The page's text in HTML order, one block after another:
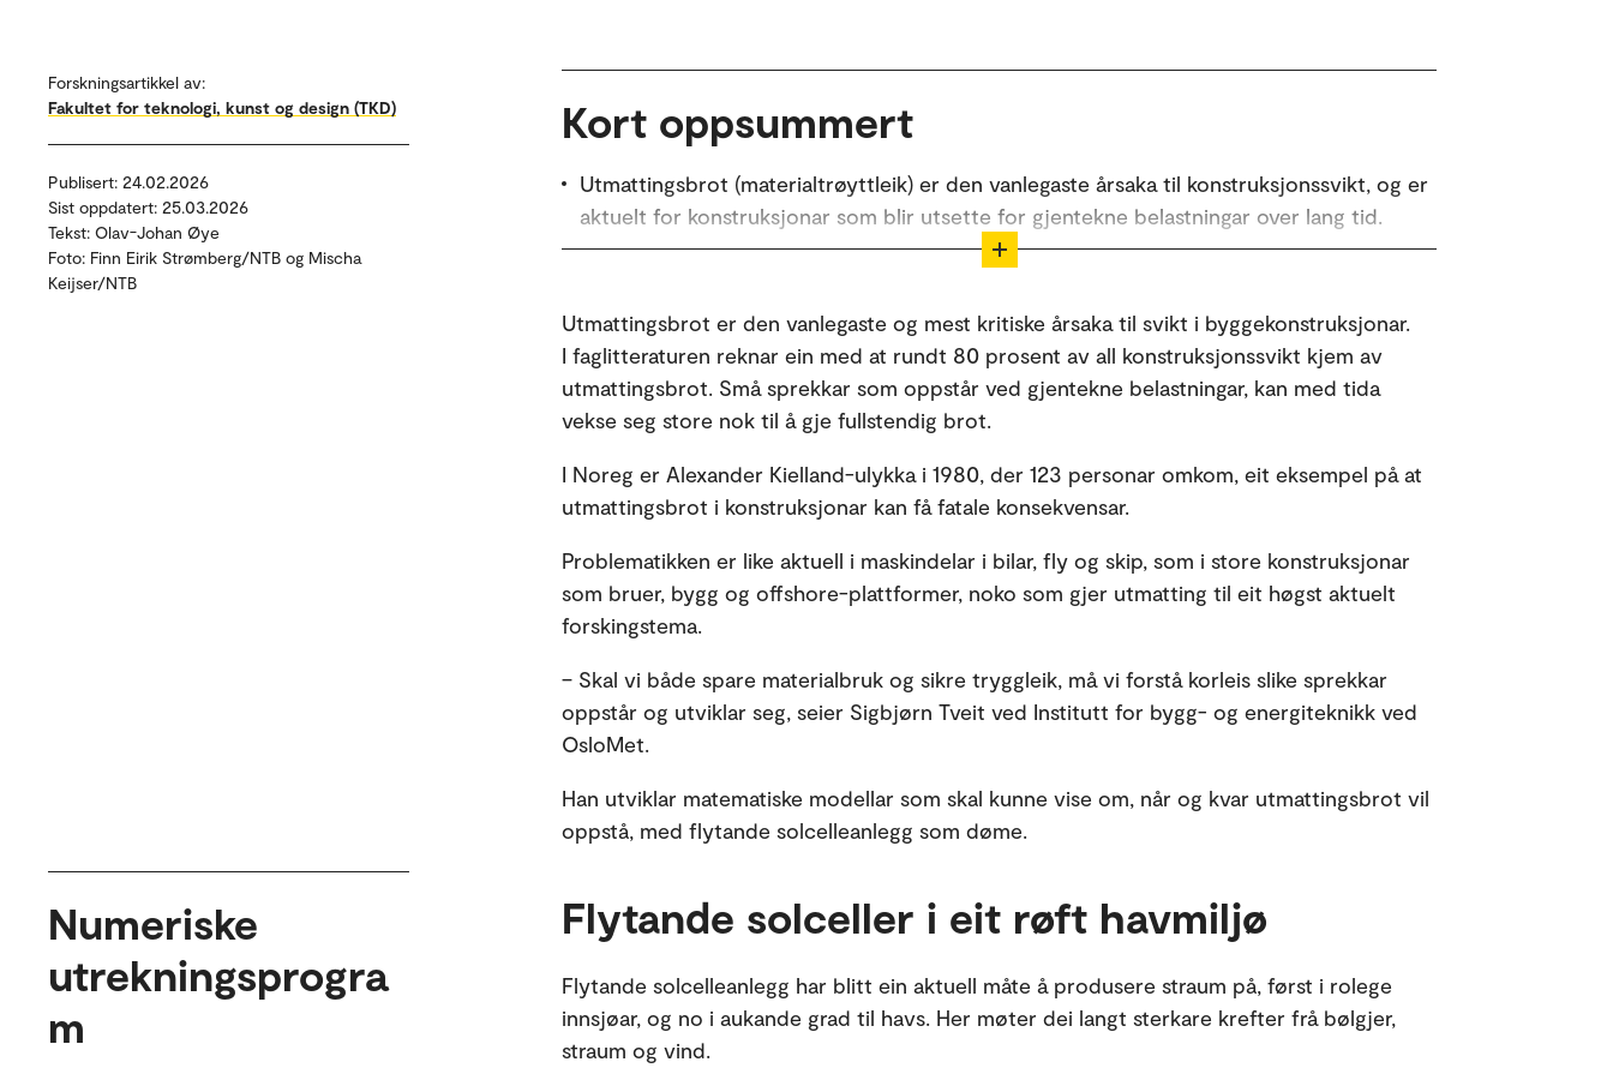
Forskningsartikkel av:
Fakultet for teknologi, kunst og design (TKD)
Publisert: 24.02.2026
Sist oppdatert: 25.03.2026
Tekst: Olav-Johan Øye
Foto: Finn Eirik Strømberg/NTB og Mischa
Keijser/NTB
Kort oppsummert
Utmattingsbrot (materialtrøyttleik) er den vanlegaste årsaka til konstruksjonssvikt, og er
aktuelt for konstruksjonar som blir utsette for gjentekne belastningar over lang tid.
Forskar Sigbjørn Tveit ved OsloMet har utvikla matematiske modellar og numeriske
solcelleanlegg av aluminium til havs.
Ved å simulere formingsprosessen (kaldforming) kan ein ta omsyn til tynning og
restspenningar i materialet, noko som gjev meir realistiske analysar av
utmattingskapasiteten og dermed tryggare konstruksjonar.
Metoden er óg relevant for 3D-printa metallkomponentar og andre marine
konstruksjonar, og forskinga har direkte nytteverdi for industrien og den grøne
Kort oppsummert er delvis laga ved hjelp av Sikt KI. Teksten er kvalitetssikra av OsloMet.
Utmattingsbrot er den vanlegaste og mest kritiske årsaka til svikt i byggekonstruksjonar.
I faglitteraturen reknar ein med at rundt 80 prosent av all konstruksjonssvikt kjem av
utmattingsbrot. Små sprekkar som oppstår ved gjentekne belastningar, kan med tida
vekse seg store nok til å gje fullstendig brot.
I Noreg er Alexander Kielland-ulykka i 1980, der 123 personar omkom, eit eksempel på at
utmattingsbrot i konstruksjonar kan få fatale konsekvensar.
Problematikken er like aktuell i maskindelar i bilar, fly og skip, som i store konstruksjonar
som bruer, bygg og offshore-plattformer, noko som gjer utmatting til eit høgst aktuelt
forskingstema.
– Skal vi både spare materialbruk og sikre tryggleik, må vi forstå korleis slike sprekkar
oppstår og utviklar seg, seier Sigbjørn Tveit ved Institutt for bygg- og energiteknikk ved
OsloMet.
Han utviklar matematiske modellar som skal kunne vise om, når og kvar utmattingsbrot vil
oppstå, med flytande solcelleanlegg som døme.
Numeriske
utrekningsprogra
m
Flytande solceller i eit røft havmiljø
Flytande solcelleanlegg har blitt ein aktuell måte å produsere straum på, først i rolege
innsjøar, og no i aukande grad til havs. Her møter dei langt sterkare krefter frå bølgjer,
straum og vind.